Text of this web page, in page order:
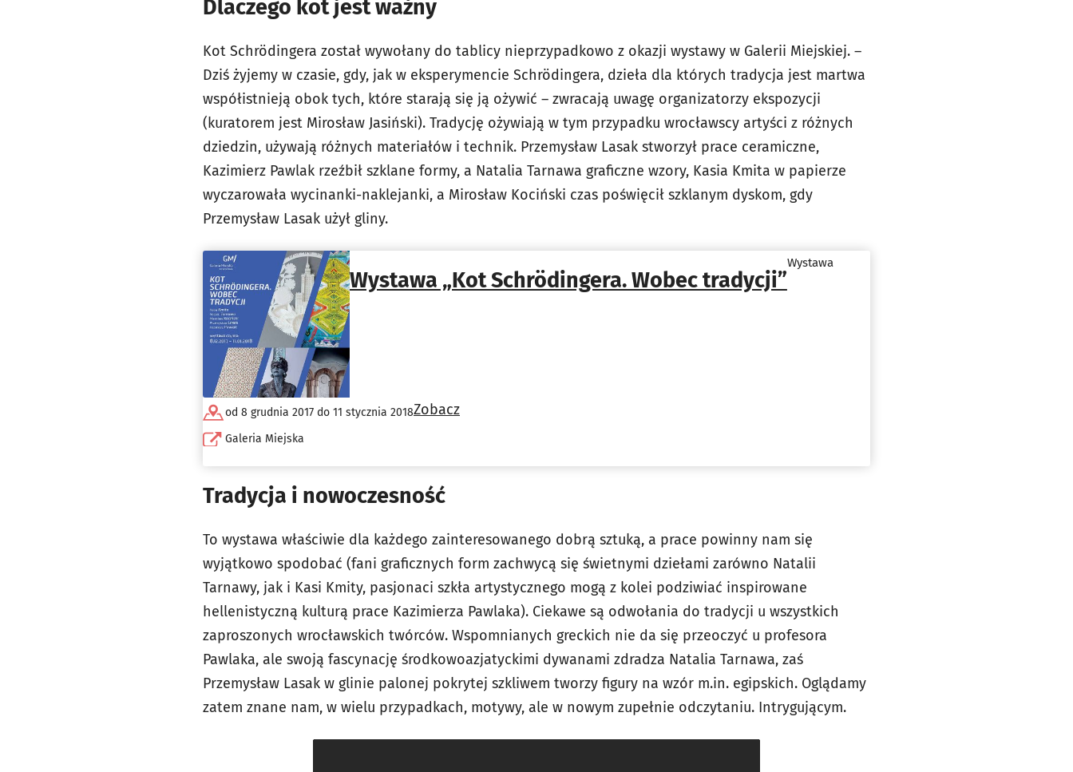
Dlaczego kot jest ważny
Kot Schrödingera został wywołany do tablicy nieprzypadkowo z okazji wystawy w Galerii Miejskiej. –
Dziś żyjemy w czasie, gdy, jak w eksperymencie Schrödingera, dzieła dla których tradycja jest martwa
współistnieją obok tych, które starają się ją ożywić – zwracają uwagę organizatorzy ekspozycji
(kuratorem jest Mirosław Jasiński). Tradycję ożywiają w tym przypadku wrocławscy artyści z różnych
dziedzin, używają różnych materiałów i technik. Przemysław Lasak stworzył prace ceramiczne,
Kazimierz Pawlak rzeźbił szklane formy, a Natalia Tarnawa graficzne wzory, Kasia Kmita w papierze
wyczarowała wycinanki-naklejanki, a Mirosław Kociński czas poświęcił szklanym dyskom, gdy
Przemysław Lasak użył gliny.
Wystawa „Kot Schrödingera. Wobec tradycji”
Wystawa
od 8 grudnia 2017 do 11 stycznia 2018
Galeria Miejska
Zobacz
Tradycja i nowoczesność
To wystawa właściwie dla każdego zainteresowanego dobrą sztuką, a prace powinny nam się
wyjątkowo spodobać (fani graficznych form zachwycą się świetnymi dziełami zarówno Natalii
Tarnawy, jak i Kasi Kmity, pasjonaci szkła artystycznego mogą z kolei podziwiać inspirowane
hellenistyczną kulturą prace Kazimierza Pawlaka). Ciekawe są odwołania do tradycji u wszystkich
zaproszonych wrocławskich twórców. Wspomnianych greckich nie da się przeoczyć u profesora
Pawlaka, ale swoją fascynację środkowoazjatyckimi dywanami zdradza Natalia Tarnawa, zaś
Przemysław Lasak w glinie palonej pokrytej szkliwem tworzy figury na wzór m.in. egipskich. Oglądamy
zatem znane nam, w wielu przypadkach, motywy, ale w nowym zupełnie odczytaniu. Intrygującym.